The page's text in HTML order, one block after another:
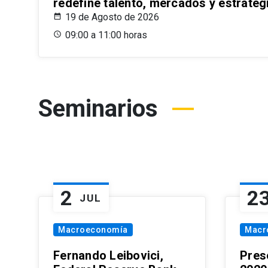
redefine talento, mercados y
19 de Agosto de 2026
09:00 a 11:00 horas
Seminarios
2 JUL
Macroeconomía
Fernando Leibovici,